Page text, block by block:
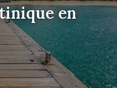
en